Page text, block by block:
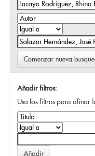
Comenzar nueva
Añadir filtros:
Usa los filtros para afinar